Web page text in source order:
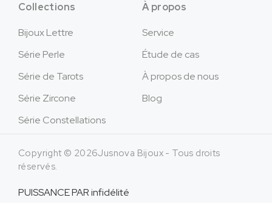
Collections
Bijoux Lettre
Série Perle
Série de Tarots
Série Zircone
Série Constellations
À propos
Service
Étude de cas
À propos de nous
Blog
Copyright © 2026Jusnova Bijoux - Tous droits
réservés.
PUISSANCE PARinfidélité